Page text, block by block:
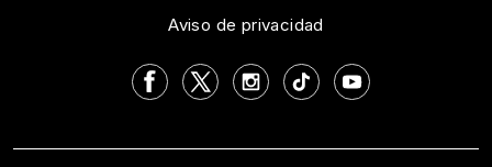
Aviso de privacidad